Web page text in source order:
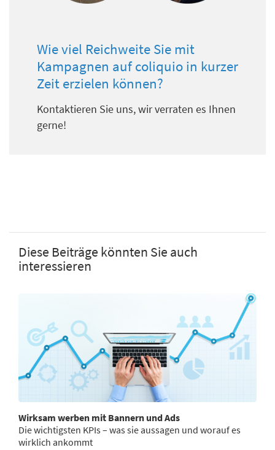
Wie viel Reichweite Sie mit
Kampagnen auf coliquio in kurzer
Zeit erzielen können?
Kontaktieren Sie uns, wir verraten es Ihnen
gerne!
Diese Beiträge könnten Sie auch
interessieren
Wirksam werben mit Bannern und Ads
Die wichtigsten KPIs – was sie aussagen und worauf es
wirklich ankommt